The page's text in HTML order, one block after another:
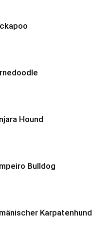
Hound
Bulldog
Karpatenhund